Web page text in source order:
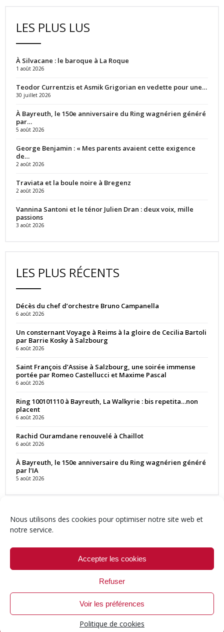
Nous utilisons des cookies pour optimiser notre site web et
notre service.
Accepter les cookies
Refuser
Voir les préférences
Politique de cookies
LES PLUS LUS
À Silvacane : le baroque à La Roque
1 août 2026
Teodor Currentzis et Asmik Grigorian en vedette pour une…
30 juillet 2026
À Bayreuth, le 150e anniversaire du Ring wagnérien généré
par…
5 août 2026
George Benjamin : « Mes parents avaient cette exigence
de…
2 août 2026
Traviata et la boule noire à Bregenz
2 août 2026
Vannina Santoni et le ténor Julien Dran : deux voix, mille
passions
3 août 2026
LES PLUS RÉCENTS
Décès du chef d’orchestre Bruno Campanella
6 août 2026
Un consternant Voyage à Reims à la gloire de Cecilia Bartoli
par Barrie Kosky à Salzbourg
6 août 2026
Saint François d’Assise à Salzbourg, une soirée immense
portée par Romeo Castellucci et Maxime Pascal
6 août 2026
Ring 100101110 à Bayreuth, La Walkyrie : bis repetita…non
placent
6 août 2026
Rachid Ouramdane renouvelé à Chaillot
6 août 2026
À Bayreuth, le 150e anniversaire du Ring wagnérien généré
par l’IA
5 août 2026
© 1999-2026 ResMusica.net Tous droits réservés.